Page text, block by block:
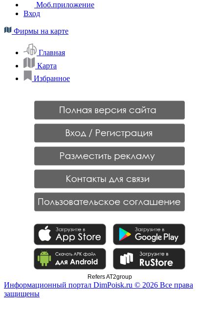
Моб.приложение
Вход
Фирмы на карте
Главная
Карта
Избранное
Refers AT2group
Информационный портал DimPoisk.ru © 2026 Все права
защищены